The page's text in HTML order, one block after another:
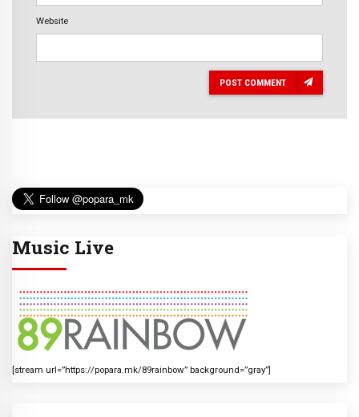
Website
POST COMMENT
Music Live
[stream url=”https://popara.mk/89rainbow” background=”gray”]